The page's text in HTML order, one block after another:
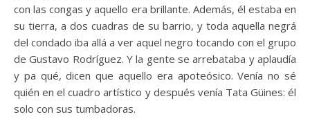
con las congas y aquello era brillante. Además, él estaba en
su tierra, a dos cuadras de su barrio, y toda aquella negrá
del condado iba allá a ver aquel negro tocando con el grupo
de Gustavo Rodríguez. Y la gente se arrebataba y aplaudía
y pa qué, dicen que aquello era apoteósico. Venía no sé
quién en el cuadro artístico y después venía Tata Güines: él
solo con sus tumbadoras.